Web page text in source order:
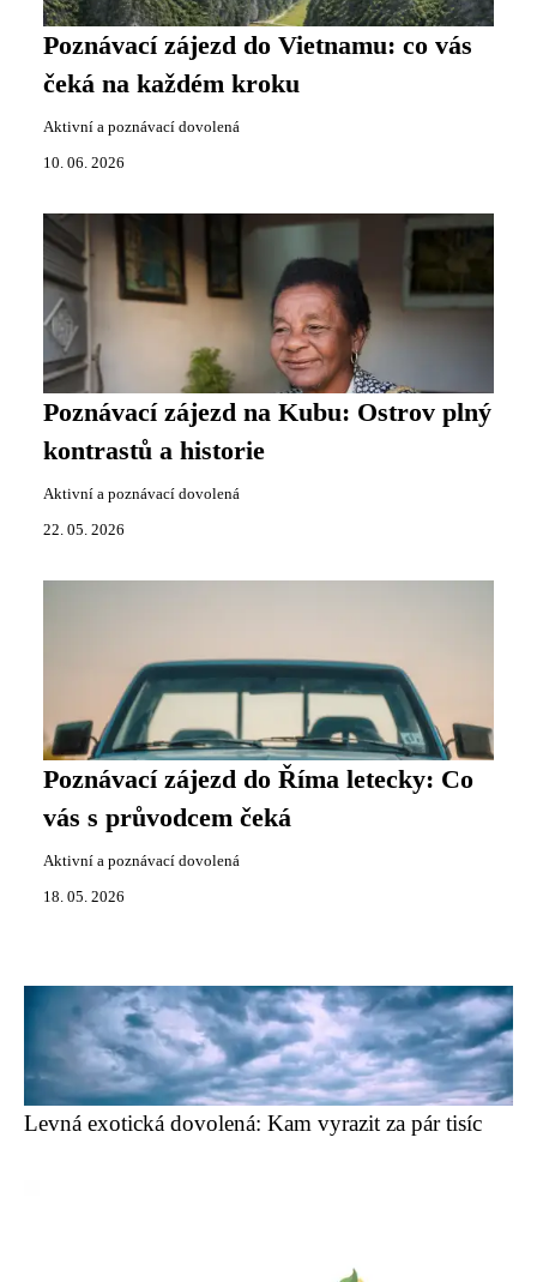
Poznávací zájezd do Vietnamu: co vás
čeká na každém kroku
Aktivní a poznávací dovolená
10. 06. 2026
Poznávací zájezd na Kubu: Ostrov plný
kontrastů a historie
Aktivní a poznávací dovolená
22. 05. 2026
Poznávací zájezd do Říma letecky: Co
vás s průvodcem čeká
Aktivní a poznávací dovolená
18. 05. 2026
Levná exotická dovolená: Kam vyrazit za pár tisíc